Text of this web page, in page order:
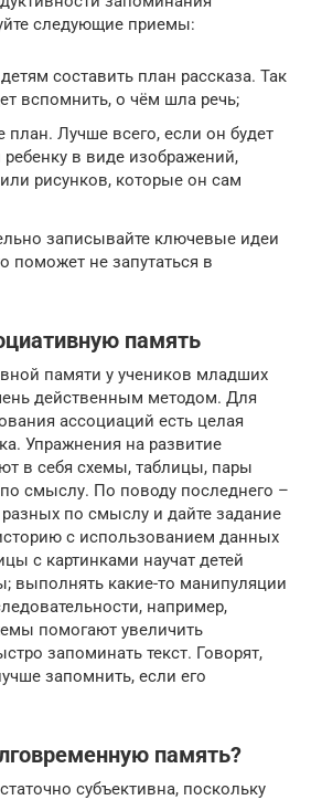
следующие приемы:
составить план рассказа. Так
вспомнить, о чём шла речь;
план. Лучше всего, если он будет
ребенку в виде изображений,
рисунков, которые он сам
записывайте ключевые идеи
поможет не запутаться в
память
памяти у учеников младших
действенным методом. Для
ассоциаций есть целая
Упражнения на развитие
в себя схемы, таблицы, пары
смыслу. По поводу последнего –
разных по смыслу и дайте задание
с использованием данных
с картинками научат детей
выполнять какие-то манипуляции
например,
помогают увеличить
запоминать текст. Говорят,
запомнить, если его
память?
субъективна, поскольку